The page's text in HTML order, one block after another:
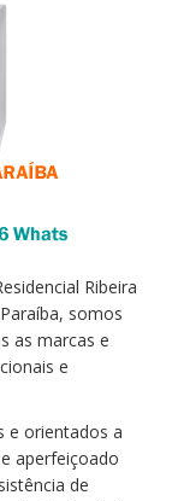
Ribeira
somos
as marcas e
e
e orientados a
aperfeiçoado
de